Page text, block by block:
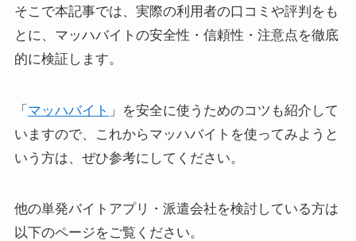
そこで本記事では、実際の利用者の口コミや評判をも
とに、マッハバイトの安全性・信頼性・注意点を徹底
的に検証します。
「 マッハバイト 」を安全に使うためのコツも紹介して
いますので、これからマッハバイトを使ってみようと
いう方は、ぜひ参考にしてください。
他の単発バイトアプリ・派遣会社を検討している方は
以下のページをご覧ください。